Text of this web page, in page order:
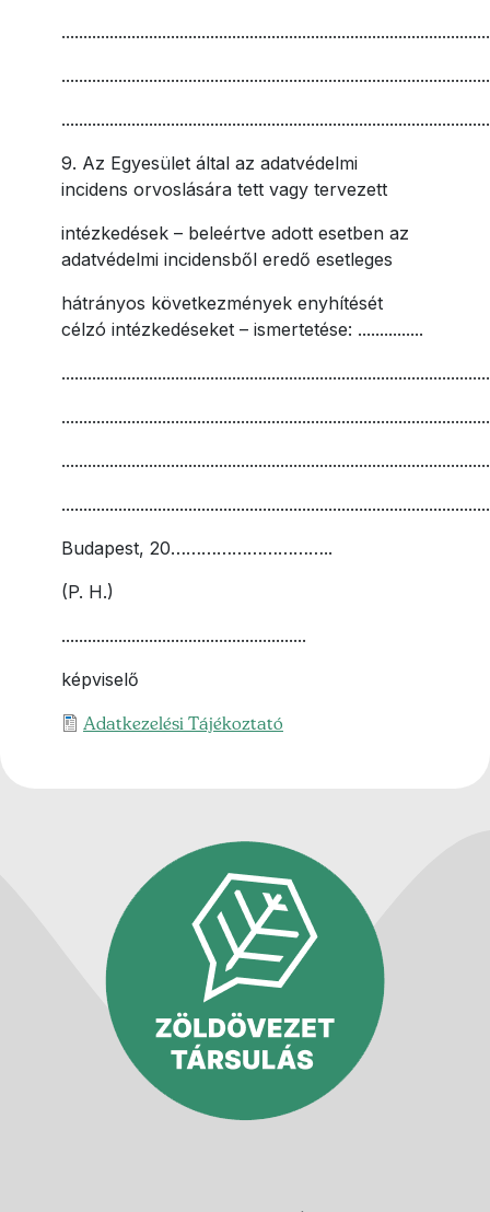
9. Az Egyesület által az adatvédelmi
incidens orvoslására tett vagy tervezett
intézkedések – beleértve adott esetben az
adatvédelmi incidensből eredő esetleges
hátrányos következmények enyhítését
célzó intézkedéseket – ismertetése: ...............
Budapest, 20…………………………..
(P. H.)
........................................................
képviselő
Feltöltött fileok
Adatkezelési Tájékoztató